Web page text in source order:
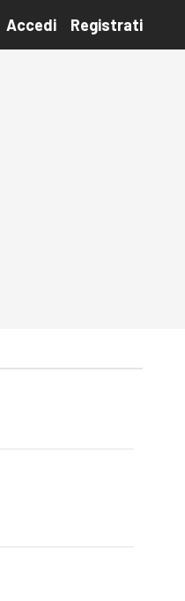
Accedi Registrati